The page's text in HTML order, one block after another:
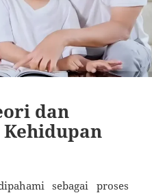
dan
sebagai proses